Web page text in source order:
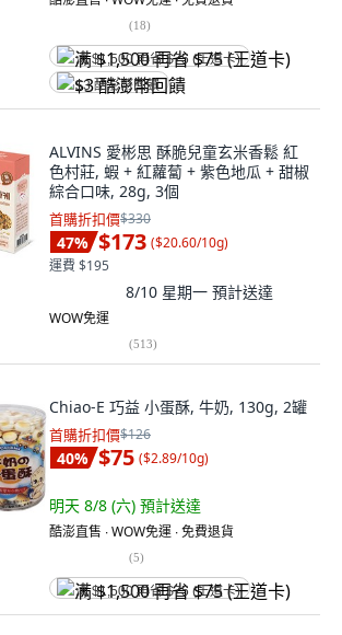
(18)
满 $1,500 再省 $75 (王道卡)
$3 酷澎幣回饋
ALVINS 愛彬思 酥脆兒童玄米香鬆 紅
色村莊, 蝦 + 紅蘿蔔 + 紫色地瓜 + 甜椒
綜合口味, 28g, 3個
首購折扣價$330
47% $173 ($20.60/10g)
運費 $195
8/10 星期一 預計送達
WOW免運
(513)
Chiao-E 巧益 小蛋酥, 牛奶, 130g, 2罐
首購折扣價$126
40% $75 ($2.89/10g)
明天 8/8 (六) 預計送達
酷澎直售 ∙ WOW免運 ∙ 免費退貨
(5)
满 $1,500 再省 $75 (王道卡)